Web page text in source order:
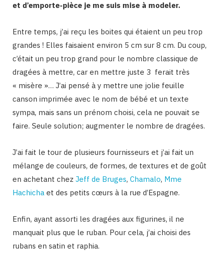
et d’emporte-pièce je me suis mise à modeler.
Entre temps, j’ai reçu les boites qui étaient un peu trop
grandes ! Elles faisaient environ 5 cm sur 8 cm. Du coup,
c’était un peu trop grand pour le nombre classique de
dragées à mettre, car en mettre juste 3 ferait très
« misère »… J’ai pensé à y mettre une jolie feuille
canson imprimée avec le nom de bébé et un texte
sympa, mais sans un prénom choisi, cela ne pouvait se
faire. Seule solution; augmenter le nombre de dragées.
J’ai fait le tour de plusieurs fournisseurs et j’ai fait un
mélange de couleurs, de formes, de textures et de goût
en achetant chez Jeff de Bruges, Chamalo, Mme
Hachicha et des petits cœurs à la rue d’Espagne.
Enfin, ayant assorti les dragées aux figurines, il ne
manquait plus que le ruban. Pour cela, j’ai choisi des
rubans en satin et raphia.